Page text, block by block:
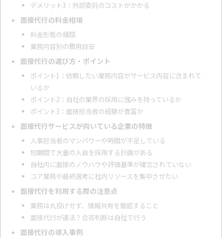
デメリット3：外部委託のコストがかかる
面接代行の料金相場
料金形態の種類
業務内容別の費用目安
面接代行の選び方・ポイント
ポイント1：依頼したい業務内容がサービス内容に含まれて
いるか
ポイント2：自社の業界の採用に強みを持っているか
ポイント3：面接担当者の経験が豊富か
面接代行サービスが向いている企業の特徴
人事担当者のマンパワーや時間が不足している
短期間で大量の人員を採用する計画がある
自社内に面接のノウハウや評価基準が確立されていない
コア業務や最終選考に社内リソースを集中させたい
面接代行を利用する際の注意点
業務は丸投げせず、情報共有を徹底すること
面接代行が違法？合否判断は自社で行う
面接代行の導入事例